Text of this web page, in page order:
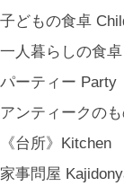
子どもの食卓
一人暮らしの食
パーティー Party
アンティークの
《台所》Kitchen
家事問屋
《古道具
ハナレき
《輸入品
ギフト包